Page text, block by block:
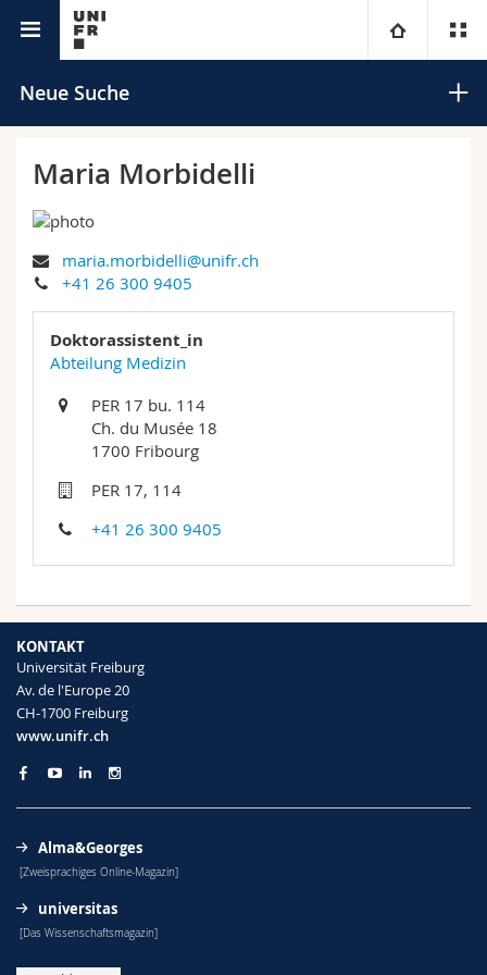
Universität
Campus
Forschung
Rechtswissenschaftliche Fak.
Fak. für Erziehungs- und Bildungswissenschaften
Math.-Nat. und Med. Fak.
Interfakultär
Informationen für
Studieninteressierte
Forschende
Mitarbeitende
Doktorierende
Ressourcen
Bibliotheken
Webmail
Vorlesungsverzeichnis
MyUnifr
Neue Suche
Suchen
Erweiterte Suche
Maria Morbidelli
maria.morbidelli@unifr.ch
+41 26 300 9405
Doktorassistent_in
Abteilung Medizin
PER 17 bu. 114
Ch. du Musée 18
1700 Fribourg
PER 17, 114
+41 26 300 9405
KONTAKT
Universität Freiburg
Av. de l'Europe 20
CH-1700 Freiburg
www.unifr.ch
Alma&Georges
[Zweisprachiges Online-Magazin]
universitas
[Das Wissenschaftsmagazin]